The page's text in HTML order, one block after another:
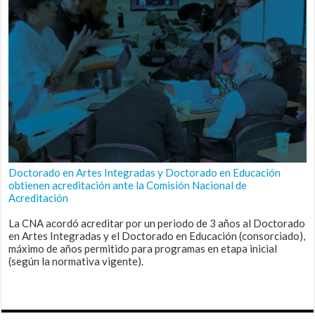
Doctorado en Artes Integradas y Doctorado en Educación
obtienen acreditación ante la Comisión Nacional de
Acreditación
La CNA acordó acreditar por un periodo de 3 años al Doctorado
en Artes Integradas y el Doctorado en Educación (consorciado),
máximo de años permitido para programas en etapa inicial
(según la normativa vigente).